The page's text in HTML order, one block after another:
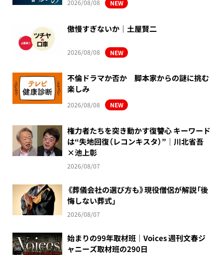
2026/08/08 NEW
傲慢すぎないか｜土屋賢二
2026/08/08 NEW
不倫ドラマか否か 脚本家からの謎に挑む
楽しみ
2026/08/08 NEW
権力者たちを突き動かす復讐心 キーワード
は“失地回復（レコンキスタ）”｜川北省吾
×池上彰
2026/08/07
《葬儀会社の選び方も》現役僧侶が解説「後
悔しない葬式」
2026/08/07
始まりの99年取材班｜Voices 週刊文春ジ
ャニーズ取材班の290日